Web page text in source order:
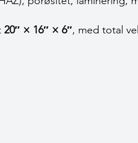
20″ × 16″ × 6″, med total